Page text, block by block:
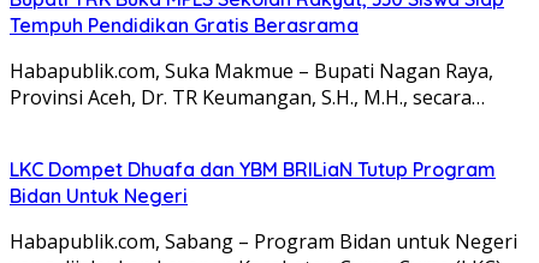
Tempuh Pendidikan Gratis Berasrama
Habapublik.com, Suka Makmue – Bupati Nagan Raya,
Provinsi Aceh, Dr. TR Keumangan, S.H., M.H., secara…
LKC Dompet Dhuafa dan YBM BRILiaN Tutup Program
Bidan Untuk Negeri
Habapublik.com, Sabang – Program Bidan untuk Negeri